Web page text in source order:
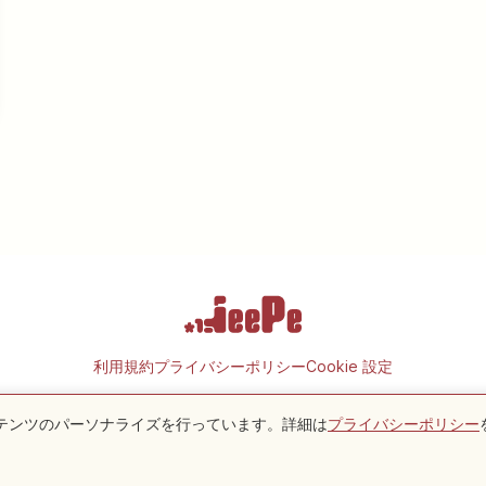
利用規約プライバシーポリシーCookie 設定
Copyright © 2026 JeePe Inc. All rights reserved.
ツのパーソナライズを行っています。詳細はプライバシーポリシー